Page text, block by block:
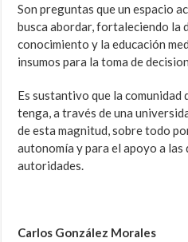
Son preguntas que un espacio
busca abordar, fortaleciendo la
conocimiento y la educación
insumos para la toma de
Es sustantivo que la comunidad
tenga, a través de una
de esta magnitud, sobre todo
autonomía y para el apoyo a las
autoridades.
Carlos González Morales